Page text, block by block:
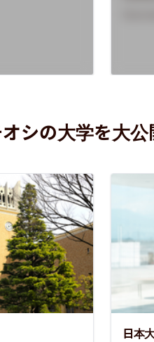
シの大学を大公
日本